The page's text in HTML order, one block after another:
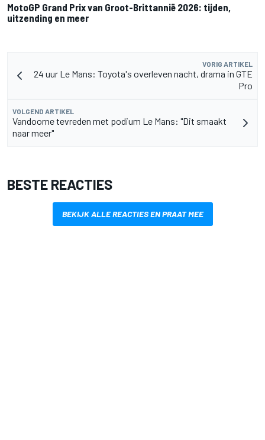
MotoGP Grand Prix van Groot-Brittannië 2026: tijden,
uitzending en meer
VORIG ARTIKEL
24 uur Le Mans: Toyota's overleven nacht, drama in GTE
Pro
VOLGEND ARTIKEL
Vandoorne tevreden met podium Le Mans: "Dit smaakt
naar meer"
BESTE REACTIES
BEKIJK ALLE REACTIES EN PRAAT MEE